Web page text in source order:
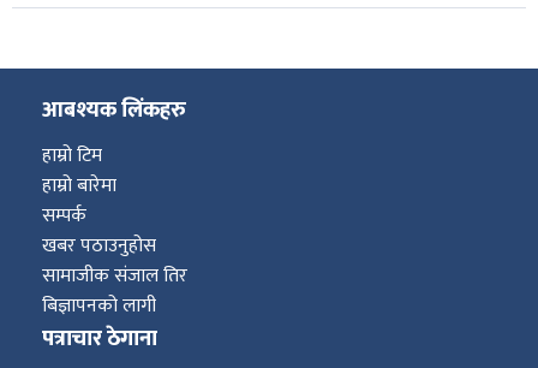
आबश्यक लिंकहरु
हाम्रो टिम
हाम्रो बारेमा
सम्पर्क
खबर पठाउनुहोस
सामाजीक संजाल तिर
बिज्ञापनको लागी
पत्राचार ठेगाना